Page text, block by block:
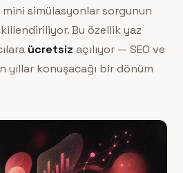
simülasyonlar sorgunun
Bu özellik yaz
ücretsiz açılıyor — SEO ve
yıllar konuşacağı bir dönüm